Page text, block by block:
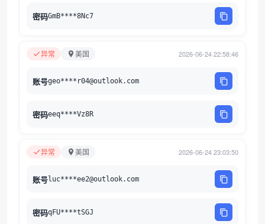
密码GmB****8Nc7
异常 美国 2026-06-24 22:58:46
账号geo****r04@outlook.com
密码eeq****Vz8R
异常 美国 2026-06-24 23:03:50
账号luc****ee2@outlook.com
密码qFU****tSGJ